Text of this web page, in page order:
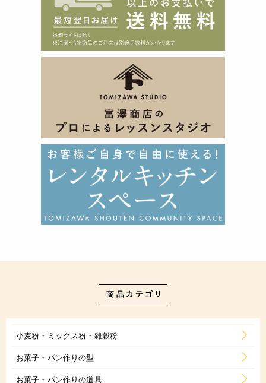
小麦粉・ミックス粉・雑穀粉
お菓子・パン作りの型
お菓子・パン作りの道具